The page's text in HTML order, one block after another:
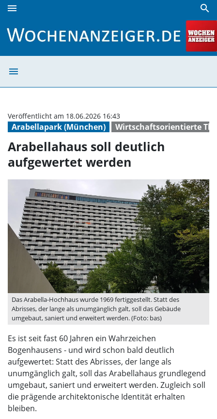
menu search
menu
Arabellapark (München) Wirtschaftsorientierte
Veröffentlicht am 18.06.2026 16:43
Arabellahaus soll deutlich
aufgewertet werden
Das Arabella-Hochhaus wurde 1969 fertiggestellt. Statt des
Abrisses, der lange als unumgänglich galt, soll das Gebäude
umgebaut, saniert und erweitert werden. (Foto: bas)
Es ist seit fast 60 Jahren ein Wahrzeichen
Bogenhausens - und wird schon bald deutlich
aufgewertet: Statt des Abrisses, der lange als
unumgänglich galt, soll das Arabellahaus grundlegend
umgebaut, saniert und erweitert werden. Zugleich soll
die prägende architektonische Identität erhalten
bleiben.